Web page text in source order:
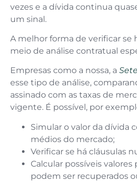
vezes e a dívida continua
um sinal.
A melhor forma de verificar se
meio de análise contratual
Empresas como a nossa, a
esse tipo de análise,
assinado com as taxas de
vigente. É possível, por
Simular o valor da dívida
médios do mercado;
Verificar se há cláusulas
Calcular possíveis valores
podem ser recuperados